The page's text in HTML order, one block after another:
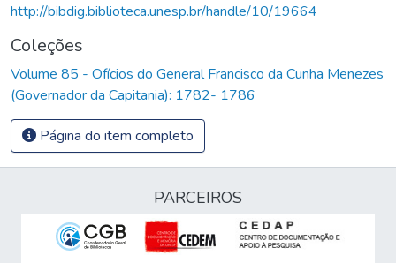
http://bibdig.biblioteca.unesp.br/handle/10/19664
Coleções
Volume 85 - Ofícios do General Francisco da Cunha Menezes
(Governador da Capitania): 1782- 1786
Página do item completo
PARCEIROS